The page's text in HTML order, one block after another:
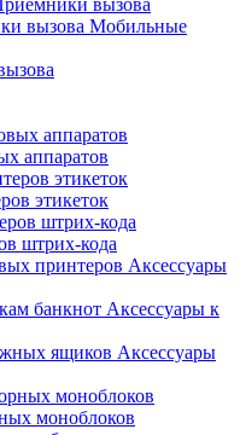
Мобильные
аппаратов
этикеток
штрих-кода
Аксессуары
Аксессуары к
Аксессуары
моноблоков